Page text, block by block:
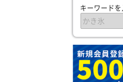
キーワード